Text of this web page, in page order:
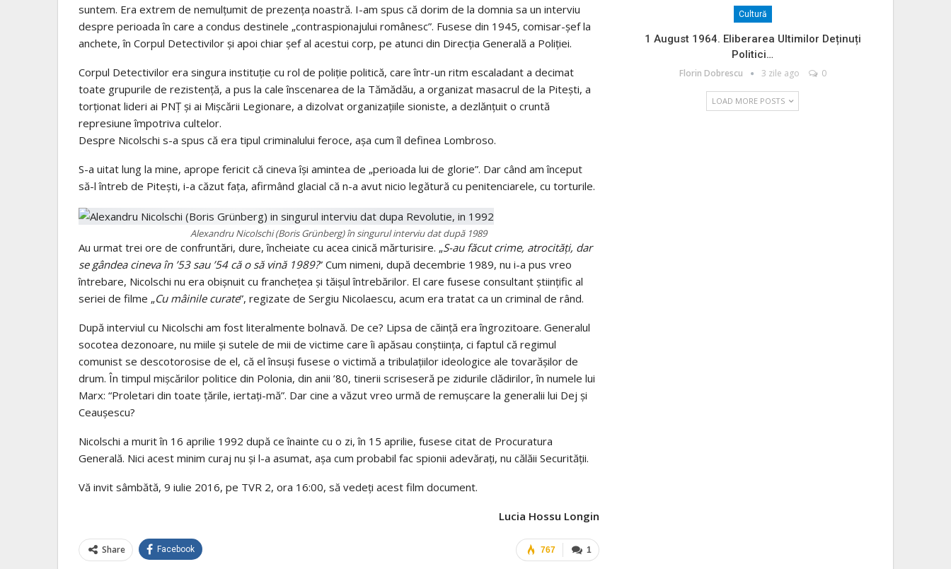
suntem. Era extrem de nemulţumit de prezenţa noastră. I-am spus că dorim de la domnia sa un interviu
despre perioada în care a condus destinele „contraspionajului românesc”. Fusese din 1945, comisar-şef la
anchete, în Corpul Detectivilor şi apoi chiar şef al acestui corp, pe atunci din Direcţia Generală a Poliţiei.
Corpul Detectivilor era singura instituţie cu rol de poliţie politică, care într-un ritm escaladant a decimat
toate grupurile de rezistenţă, a pus la cale înscenarea de la Tămădău, a organizat masacrul de la Piteşti, a
torţionat lideri ai PNŢ şi ai Mişcării Legionare, a dizolvat organizaţiile sioniste, a dezlănţuit o cruntă
represiune împotriva cultelor.
Despre Nicolschi s-a spus că era tipul criminalului feroce, aşa cum îl definea Lombroso.
S-a uitat lung la mine, aprope fericit că cineva îşi amintea de „perioada lui de glorie”. Dar când am început
să-l întreb de Piteşti, i-a căzut faţa, afirmând glacial că n-a avut nicio legătură cu penitenciarele, cu torturile.
Alexandru Nicolschi (Boris Grünberg) în singurul interviu dat după 1989
Au urmat trei ore de confruntări, dure, încheiate cu acea cinică mărturisire. „S-au făcut crime, atrocităţi, dar
se gândea cineva în ’53 sau ’54 că o să vină 1989?” Cum nimeni, după decembrie 1989, nu i-a pus vreo
întrebare, Nicolschi nu era obişnuit cu francheţea şi tăişul întrebărilor. El care fusese consultant ştiinţific al
seriei de filme „Cu mâinile curate”, regizate de Sergiu Nicolaescu, acum era tratat ca un criminal de rând.
După interviul cu Nicolschi am fost literalmente bolnavă. De ce? Lipsa de căinţă era îngrozitoare. Generalul
socotea dezonoare, nu miile şi sutele de mii de victime care îi apăsau conştiinţa, ci faptul că regimul
comunist se descotorosise de el, că el însuşi fusese o victimă a tribulaţiilor ideologice ale tovarăşilor de
drum. În timpul mişcărilor politice din Polonia, din anii ’80, tinerii scriseseră pe zidurile clădirilor, în numele lui
Marx: “Proletari din toate ţările, iertaţi-mă”. Dar cine a văzut vreo urmă de remuşcare la generalii lui Dej şi
Ceauşescu?
Nicolschi a murit în 16 aprilie 1992 după ce înainte cu o zi, în 15 aprilie, fusese citat de Procuratura
Generală. Nici acest minim curaj nu şi l-a asumat, aşa cum probabil fac spionii adevăraţi, nu călăii Securităţii.
Vă invit sâmbătă, 9 iulie 2016, pe TVR 2, ora 16:00, să vedeţi acest film document.
Lucia Hossu Longin
1
767
Share Facebook
Cultură
1 August 1964. Eliberarea Ultimilor Deținuți
Politici…
Florin Dobrescu 3 zile ago 0
LOAD MORE POSTS